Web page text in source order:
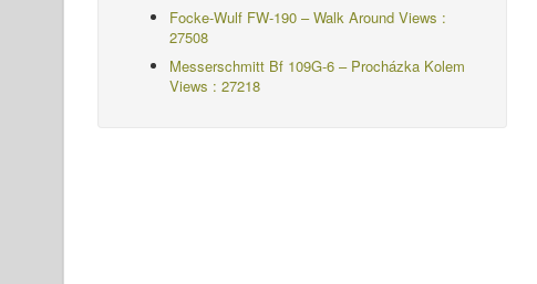
Focke-Wulf FW-190 – Walk Around Views :
27508
Messerschmitt Bf 109G-6 – Procházka Kolem
Views : 27218